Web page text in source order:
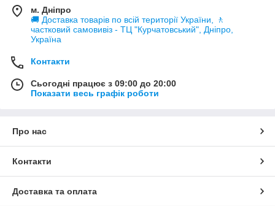
м. Дніпро
🚚 Доставка товарів по всій території України, 🚶
частковий самовивіз - ТЦ "Курчатовський", Дніпро,
Україна
Контакти
Сьогодні працює з 09:00 до 20:00
Показати весь графік роботи
Про нас
Контакти
Доставка та оплата